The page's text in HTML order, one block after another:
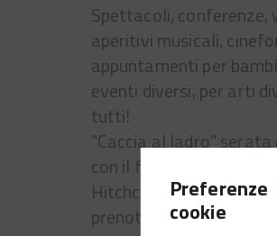
Preferenze
cookie
Spettacoli, conferenze,
aperitivi musicali,
appuntamenti per
eventi diversi, per arti
tutti!
"Caccia al ladro" serata
con il film del 1955
Hitchcock. Biglietto 5€.
prenotazioni nel sito.